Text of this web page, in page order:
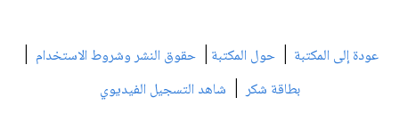
عودة إلى المكتبة | حول المكتبة | حقوق النشر وشروط الاستخدام |
بطاقة شكر| شاهد التسجيل الفيديوي